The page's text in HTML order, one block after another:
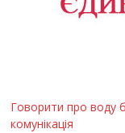
Говорити про воду
комунікація